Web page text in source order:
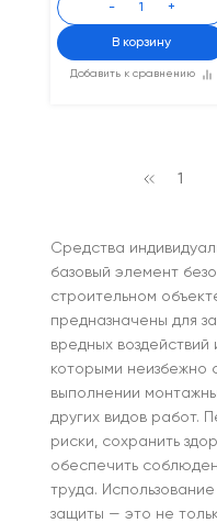
Добавить к сравнению
- +
В корзину
1
Средства
базовый элемент
строительном
предназначены для
вредных воздействий
которыми неизбежно
выполнении
других видов работ.
риски, сохранить
обеспечить
труда.
защиты — это не